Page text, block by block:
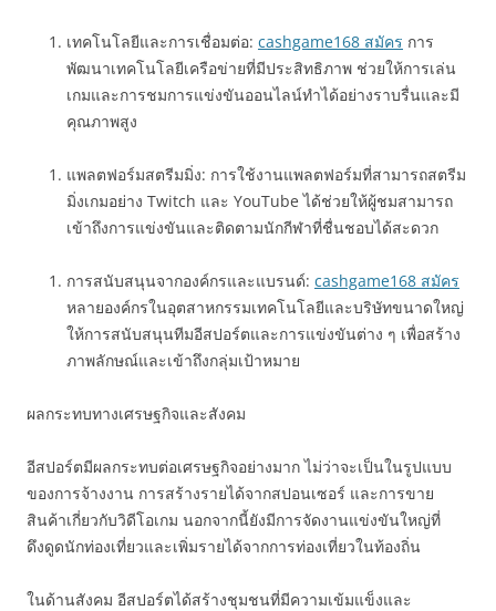
เทคโนโลยีและการเชื่อมต่อ: cashgame168 สมัคร การ
พัฒนาเทคโนโลยีเครือข่ายที่มีประสิทธิภาพ ช่วยให้การเล่น
เกมและการชมการแข่งขันออนไลน์ทำได้อย่างราบรื่นและมี
คุณภาพสูง
แพลตฟอร์มสตรีมมิ่ง: การใช้งานแพลตฟอร์มที่สามารถสตรีม
มิ่งเกมอย่าง Twitch และ YouTube ได้ช่วยให้ผู้ชมสามารถ
เข้าถึงการแข่งขันและติดตามนักกีฬาที่ชื่นชอบได้สะดวก
การสนับสนุนจากองค์กรและแบรนด์: cashgame168 สมัคร
หลายองค์กรในอุตสาหกรรมเทคโนโลยีและบริษัทขนาดใหญ่
ให้การสนับสนุนทีมอีสปอร์ตและการแข่งขันต่าง ๆ เพื่อสร้าง
ภาพลักษณ์และเข้าถึงกลุ่มเป้าหมาย
ผลกระทบทางเศรษฐกิจและสังคม
อีสปอร์ตมีผลกระทบต่อเศรษฐกิจอย่างมาก ไม่ว่าจะเป็นในรูปแบบ
ของการจ้างงาน การสร้างรายได้จากสปอนเซอร์ และการขาย
สินค้าเกี่ยวกับวิดีโอเกม นอกจากนี้ยังมีการจัดงานแข่งขันใหญ่ที่
ดึงดูดนักท่องเที่ยวและเพิ่มรายได้จากการท่องเที่ยวในท้องถิ่น
ในด้านสังคม อีสปอร์ตได้สร้างชุมชนที่มีความเข้มแข็งและ